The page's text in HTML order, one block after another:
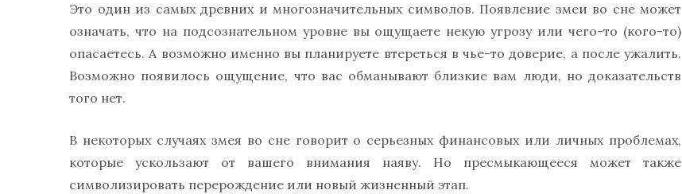
Это один из самых древних и многозначительных символов. Появление змеи во сне может
означать, что на подсознательном уровне вы ощущаете некую угрозу или чего-то (кого-то)
опасаетесь. А возможно именно вы планируете втереться в чье-то доверие, а после ужалить.
Возможно появилось ощущение, что вас обманывают близкие вам люди, но доказательств
того нет.
В некоторых случаях змея во сне говорит о серьезных финансовых или личных проблемах,
которые ускользают от вашего внимания наяву. Но пресмыкающееся может также
символизировать перерождение или новый жизненный этап.